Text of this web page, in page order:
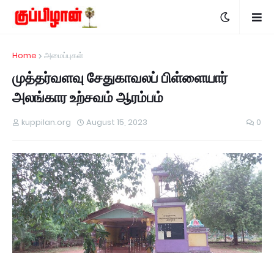
Home அமைப்புகள்
முத்தர்வளவு சேதுகாவலப் பிள்ளையார்
அலங்கார உற்சவம் ஆரம்பம்
kuppilan.org August 15, 2023 0